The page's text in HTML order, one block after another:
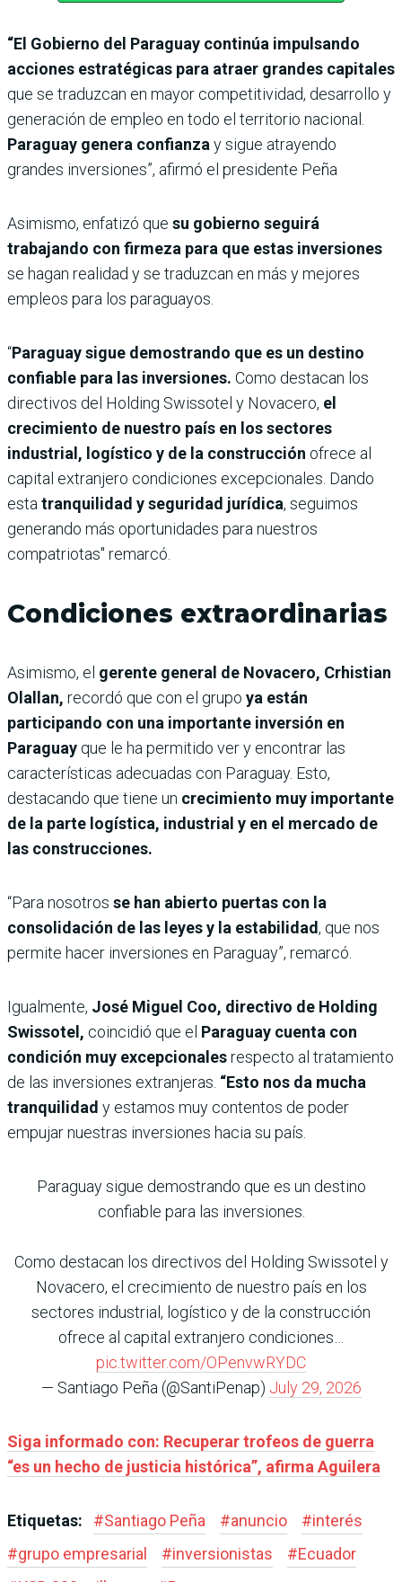
“El Gobierno del Paraguay continúa impulsando
acciones estratégicas para atraer grandes capitales
que se traduzcan en mayor competitividad, desarrollo y
generación de empleo en todo el territorio nacional.
Paraguay genera confianza y sigue atrayendo
grandes inversiones”, afirmó el presidente Peña
Asimismo, enfatizó que su gobierno seguirá
trabajando con firmeza para que estas inversiones
se hagan realidad y se traduzcan en más y mejores
empleos para los paraguayos.
“Paraguay sigue demostrando que es un destino
confiable para las inversiones. Como destacan los
directivos del Holding Swissotel y Novacero, el
crecimiento de nuestro país en los sectores
industrial, logístico y de la construcción ofrece al
capital extranjero condiciones excepcionales. Dando
esta tranquilidad y seguridad jurídica, seguimos
generando más oportunidades para nuestros
compatriotas" remarcó.
Condiciones extraordinarias
Asimismo, el gerente general de Novacero, Crhistian
Olallan, recordó que con el grupo ya están
participando con una importante inversión en
Paraguay que le ha permitido ver y encontrar las
características adecuadas con Paraguay. Esto,
destacando que tiene un crecimiento muy importante
de la parte logística, industrial y en el mercado de
las construcciones.
“Para nosotros se han abierto puertas con la
consolidación de las leyes y la estabilidad, que nos
permite hacer inversiones en Paraguay”, remarcó.
Igualmente, José Miguel Coo, directivo de Holding
Swissotel, coincidió que el Paraguay cuenta con
condición muy excepcionalesrespecto al tratamiento
de las inversiones extranjeras. “Esto nos da mucha
tranquilidad y estamos muy contentos de poder
empujar nuestras inversiones hacia su país.
Paraguay sigue demostrando que es un destino
confiable para las inversiones.
Como destacan los directivos del Holding Swissotel y
Novacero, el crecimiento de nuestro país en los
sectores industrial, logístico y de la construcción
ofrece al capital extranjero condiciones…
pic.twitter.com/OPenvwRYDC
— Santiago Peña (@SantiPenap) July 29, 2026
Siga informado con: Recuperar trofeos de guerra
“es un hecho de justicia histórica”, afirma Aguilera
Etiquetas: #Santiago Peña #anuncio #interés
#grupo empresarial #inversionistas #Ecuador